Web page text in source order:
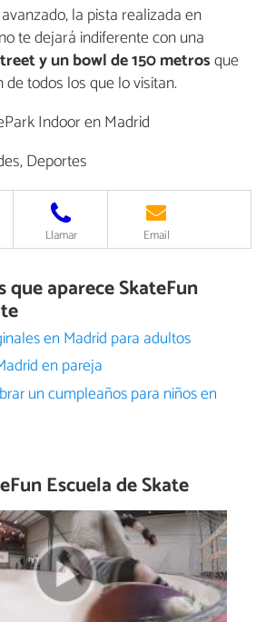
la pista realizada en
te dejará indiferente con una
y un bowl de 150 metrosque
todos los que lo visitan.
Indoor en Madrid
Deportes
Llamar Email
aparece SkateFun
en Madrid para adultos
en pareja
un cumpleaños para niños en
Escuela de Skate